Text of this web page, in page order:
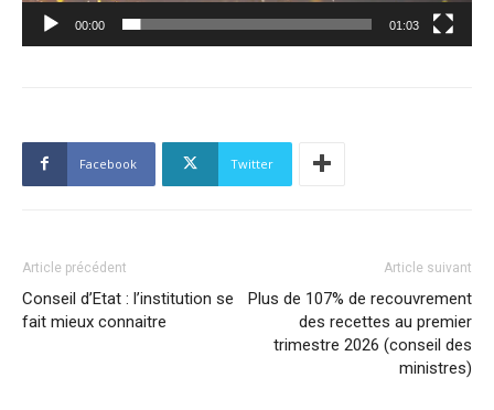
00:00 01:03
Facebook Twitter
Article précédent
Conseil d’Etat : l’institution se
fait mieux connaitre
Article suivant
Plus de 107% de recouvrement
des recettes au premier
trimestre 2026 (conseil des
ministres)